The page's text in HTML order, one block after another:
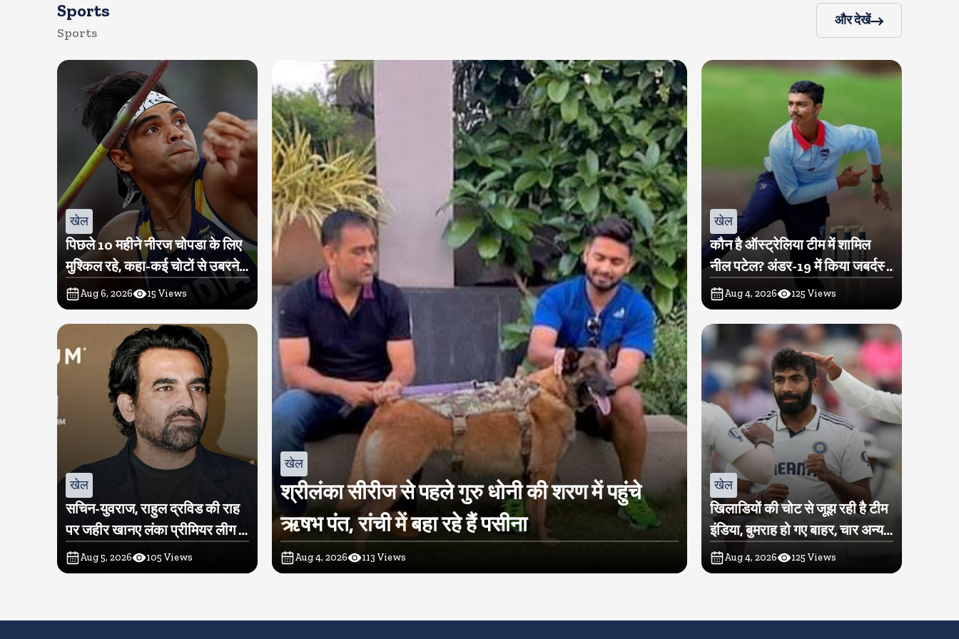
Sports
Sports
और देखें
खेल
पिछले 10 महीने नीरज चोपडा के लिए
मुश्किल रहे, कहा-कई चोटों से उबरने में
परेशानी हुई
Aug 6, 2026 15 Views
खेल
सचिन-युवराज, राहुल द्रविड की राह
पर जहीर खानए लंका प्रीमियर लीग में
खरीदी टीम
Aug 5, 2026 105 Views
खेल
श्रीलंका सीरीज से पहले गुरु धोनी की शरण में पहुंचे
ऋषभ पंत, रांची में बहा रहे हैं पसीना
Aug 4, 2026 113 Views
खेल
कौन है ऑस्ट्रेलिया टीम में शामिल
नील पटेल? अंडर-19 में किया जबर्दस्त
प्रदर्शन
Aug 4, 2026 125 Views
खेल
खिलाडियों की चोट से जूझ रही है टीम
इंडिया, बुमराह हो गए बाहर, चार अन्य
खिलाडी पर भी लटकी तलवार
Aug 4, 2026 125 Views